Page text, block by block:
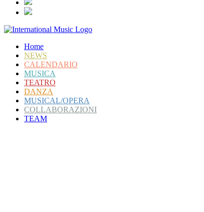
Home
NEWS
CALENDARIO
MUSICA
TEATRO
DANZA
MUSICAL/OPERA
COLLABORAZIONI
TEAM